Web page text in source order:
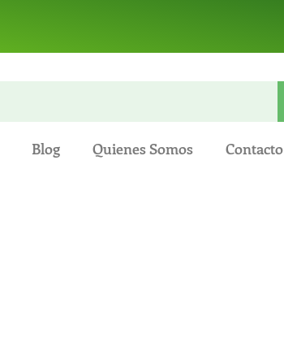
Blog Quienes Somos Contacto